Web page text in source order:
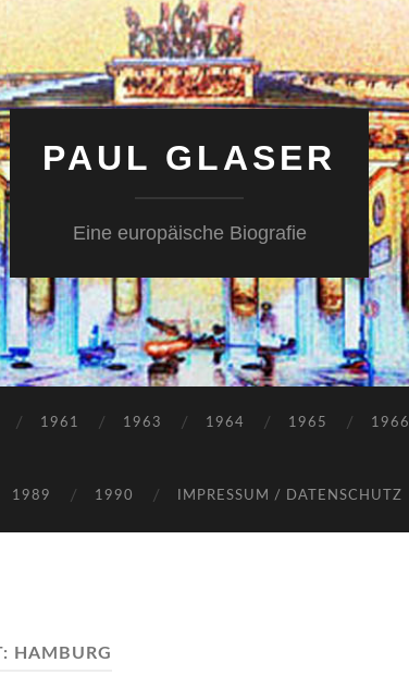
PAUL GLASER
Eine europäische Biografie
1961 1963 1964 1965 1966
1989 1990 IMPRESSUM / DATENSCHUTZ
HAMBURG